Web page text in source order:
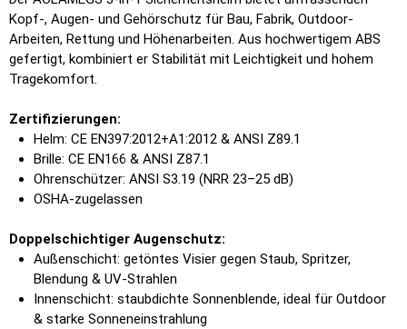
Kopf-, Augen- und Gehörschutz für Bau, Fabrik, Outdoor-
Arbeiten, Rettung und Höhenarbeiten. Aus hochwertigem ABS
gefertigt, kombiniert er Stabilität mit Leichtigkeit und hohem
Tragekomfort.
Zertifizierungen:
Helm: CE EN397:2012+A1:2012 & ANSI Z89.1
Brille: CE EN166 & ANSI Z87.1
Ohrenschützer: ANSI S3.19 (NRR 23–25 dB)
OSHA-zugelassen
Doppelschichtiger Augenschutz:
Außenschicht: getöntes Visier gegen Staub, Spritzer,
Blendung & UV-Strahlen
Innenschicht: staubdichte Sonnenblende, ideal für Outdoor
& starke Sonneneinstrahlung